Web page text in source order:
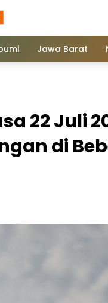
Jawa Barat
22 Juli
di